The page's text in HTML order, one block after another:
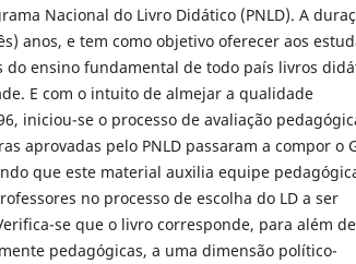
Nacional do Livro Didático (PNLD). A
anos, e tem como objetivo oferecer aos
do ensino fundamental de todo país livros
E com o intuito de almejar a qualidade
iniciou-se o processo de avaliação
aprovadas pelo PNLD passaram a compor o
que este material auxilia equipe
no processo de escolha do LD a ser
se que o livro corresponde, para além de
pedagógicas, a uma dimensão político-